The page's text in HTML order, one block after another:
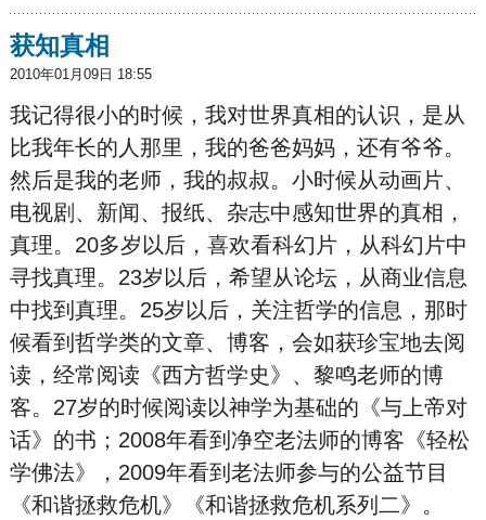
获知真相
2010年01月09日 18:55
我记得很小的时候，我对世界真相的认识，是从
比我年长的人那里，我的爸爸妈妈，还有爷爷。
然后是我的老师，我的叔叔。小时候从动画片、
电视剧、新闻、报纸、杂志中感知世界的真相，
真理。20多岁以后，喜欢看科幻片，从科幻片中
寻找真理。23岁以后，希望从论坛，从商业信息
中找到真理。25岁以后，关注哲学的信息，那时
候看到哲学类的文章、博客，会如获珍宝地去阅
读，经常阅读《西方哲学史》、黎鸣老师的博
客。27岁的时候阅读以神学为基础的《与上帝对
话》的书；2008年看到净空老法师的博客《轻松
学佛法》，2009年看到老法师参与的公益节目
《和谐拯救危机》《和谐拯救危机系列二》。